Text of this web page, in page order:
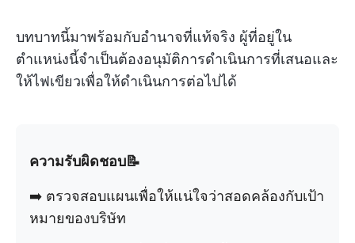
บทบาทนี้มาพร้อมกับอำนาจที่แท้จริง ผู้ที่อยู่ใน
ตำแหน่งนี้จำเป็นต้องอนุมัติการดำเนินการที่เสนอและ
ให้ไฟเขียวเพื่อให้ดำเนินการต่อไปได้
ความรับผิดชอบ📝
➡️ ตรวจสอบแผนเพื่อให้แน่ใจว่าสอดคล้องกับเป้า
หมายของบริษัท